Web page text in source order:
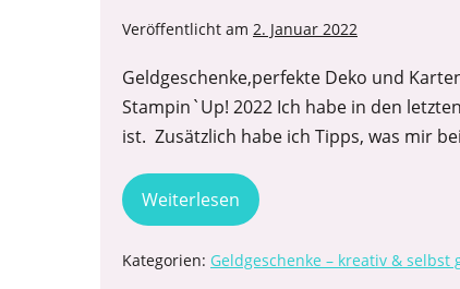
Veröffentlicht am 2. Januar 2022
Geldgeschenke,perfekte Deko und
Stampin`Up! 2022 Ich habe in den
ist. Zusätzlich habe ich Tipps, was mir
Weiterlesen
Kategorien: Geldgeschenke – kreativ & selbst